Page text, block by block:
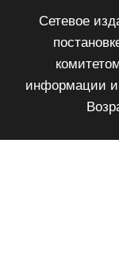
Сетевое
информации и